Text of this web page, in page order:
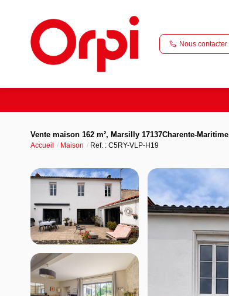
Nous contacter
Vente maison 162 m², Marsilly 17137Charente-Maritime
Accueil Maison Ref. : C5RY-VLP-H19